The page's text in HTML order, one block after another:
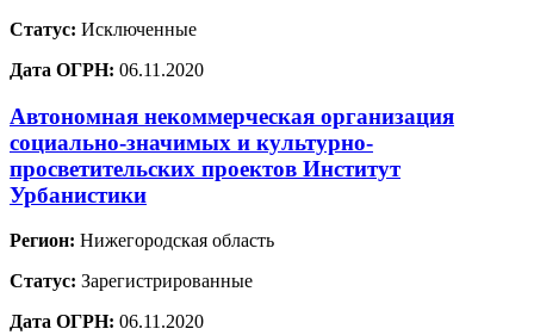
Статус: Исключенные
Дата ОГРН: 06.11.2020
Автономная некоммерческая организация
социально-значимых и культурно-
просветительских проектов Институт
Урбанистики
Регион: Нижегородская область
Статус: Зарегистрированные
Дата ОГРН: 06.11.2020